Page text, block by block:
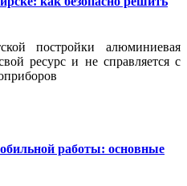
постройки алюминиевая
ресурс и не справляется с
работы: основные